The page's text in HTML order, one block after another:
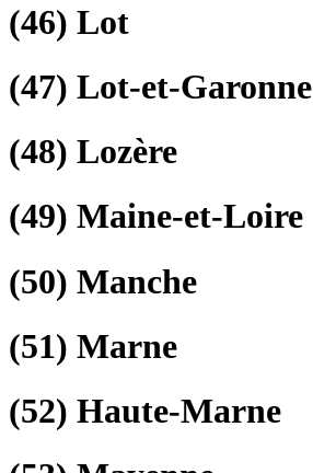
(46) Lot
(47) Lot-et-Garonne
(48) Lozère
(49) Maine-et-Loire
(50) Manche
(51) Marne
(52) Haute-Marne